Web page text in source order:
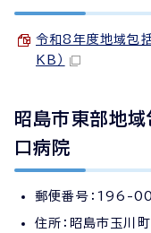
令和8年度地域包
KB）
昭島市東部地
口病院
郵便番号：196-
住所：昭島市玉川